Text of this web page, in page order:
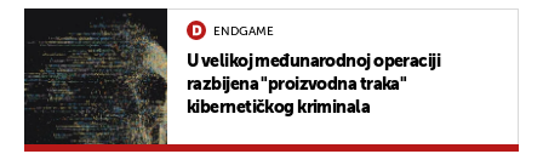
ENDGAME
U velikoj međunarodnoj operaciji
razbijena "proizvodna traka"
kibernetičkog kriminala